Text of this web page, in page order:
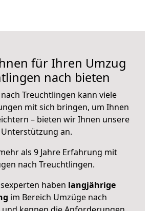
für Ihren Umzug
nach bieten
nach Treuchtlingen kann viele
mit sich bringen, um Ihnen
– bieten wir Ihnen unsere
Unterstützung an.
als 9 Jahre Erfahrung mit
nach Treuchtlingen.
haben langjährige
im Bereich Umzüge nach